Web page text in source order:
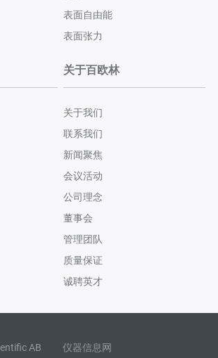
表面自由能
表面张力
关于百欧林
关于我们
联系我们
新闻聚焦
会议活动
公司理念
董事会
管理团队
质量保证
诚聘英才
AB 仪器信息网